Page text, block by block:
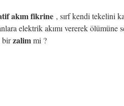
akım fikrine , sırf kendi tekelini
elektrik akımı vererek ölümüne
birzalimmi ?